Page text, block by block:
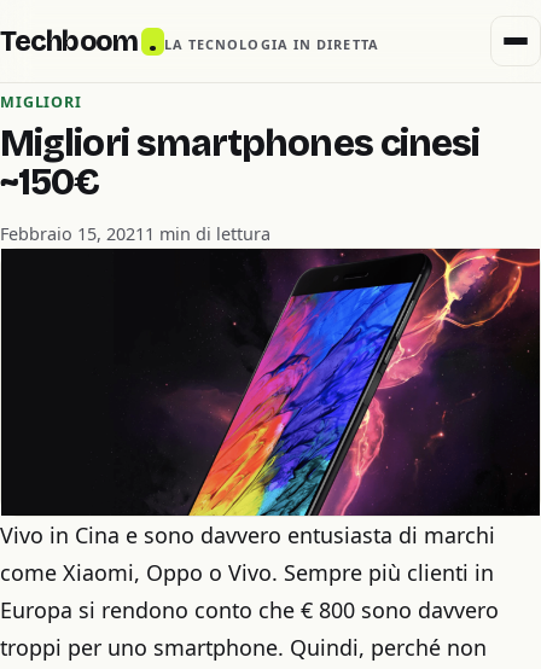
Techboom . LA TECNOLOGIA IN DIRETTA
MIGLIORI
Migliori smartphones cinesi
~150€
Febbraio 15, 2021 1 min di lettura
Vivo in Cina e sono davvero entusiasta di marchi
come Xiaomi, Oppo o Vivo. Sempre più clienti in
Europa si rendono conto che € 800 sono davvero
troppi per uno smartphone. Quindi, perché non